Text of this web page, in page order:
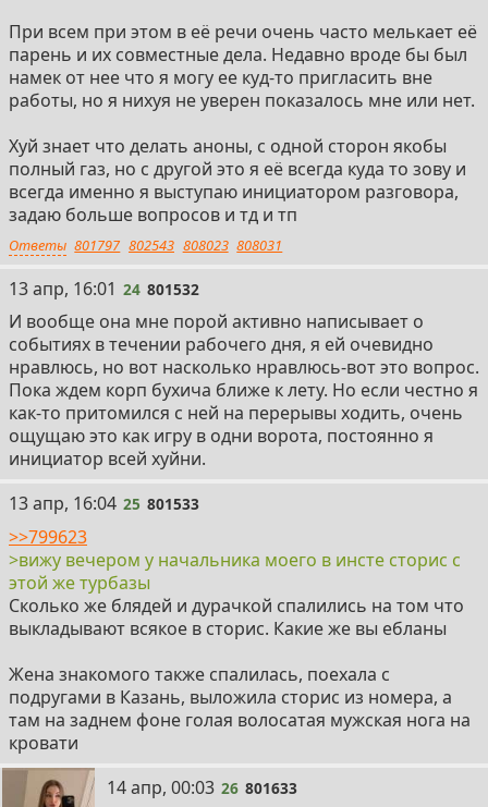
При всем при этом в её речи очень часто мелькает её
парень и их совместные дела. Недавно вроде бы был
намек от нее что я могу ее куд-то пригласить вне
работы, но я нихуя не уверен показалось мне или нет.
Хуй знает что делать аноны, с одной сторон якобы
полный газ, но с другой это я её всегда куда то зову и
всегда именно я выступаю инициатором разговора,
задаю больше вопросов и тд и тп
Ответы 801797 802543 808023 808031
24
13 апр, 16:01 24 801532
И вообще она мне порой активно написывает о
событиях в течении рабочего дня, я ей очевидно
нравлюсь, но вот насколько нравлюсь-вот это вопрос.
Пока ждем корп бухича ближе к лету. Но если честно я
как-то притомился с ней на перерывы ходить, очень
ощущаю это как игру в одни ворота, постоянно я
инициатор всей хуйни.
25
13 апр, 16:04 25 801533
>>799623
>вижу вечером у начальника моего в инсте сторис с
этой же турбазы
Сколько же блядей и дурачкой спалились на том что
выкладывают всякое в сторис. Какие же вы ебланы
Жена знакомого также спалилась, поехала с
подругами в Казань, выложила сторис из номера, а
там на заднем фоне голая волосатая мужская нога на
кровати
26
14 апр, 00:03 26 801633